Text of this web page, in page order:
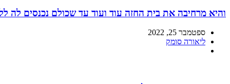
והיא מרחיבה את בית החזה עוד ועוד עד שכולם נכנסים לה
ספטמבר 25, 2022
ליאורה סומק